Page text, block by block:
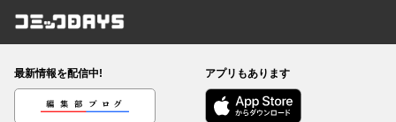
コミックDAYS
最新情報を配信中!
編集部ブログ
アプリもあります